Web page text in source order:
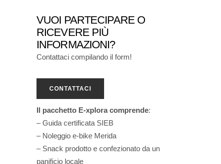
VUOI PARTECIPARE O
RICEVERE PIÙ
INFORMAZIONI?
Contattaci compilando il form!
CONTATTACI
Il pacchetto E-xplora comprende:
– Guida certificata SIEB
– Noleggio e-bike Merida
– Snack prodotto e confezionato da un
panificio locale